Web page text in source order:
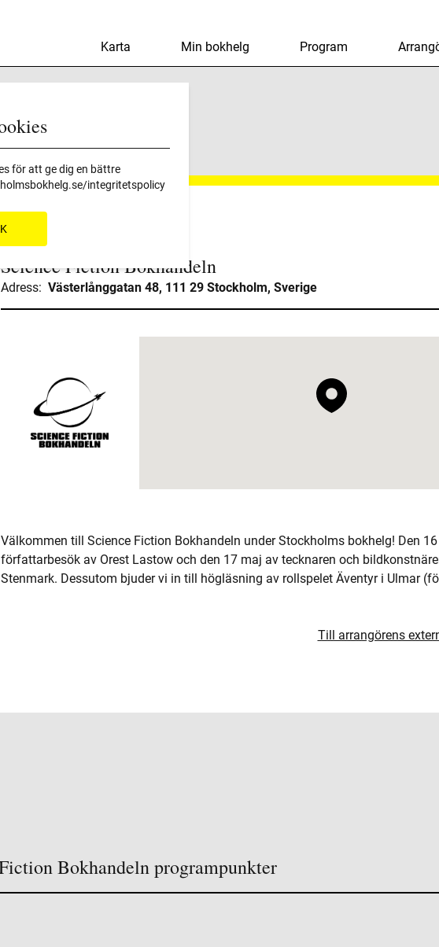
Karta Min bokhelg Program
Science Fiction Bokhandeln
Adress: Västerlånggatan 48, 111 29 Stockholm, Sverige
Välkommen till Science Fiction Bokhandeln under Stockholms bokhelg! Den
författarbesök av Orest Lastow och den 17 maj av tecknaren och
Stenmark. Dessutom bjuder vi in till högläsning av rollspelet Äventyr i Ulmar
Till arrangörens
Bokhandeln programpunkter
för att ge dig en bättre
integritetspolicy